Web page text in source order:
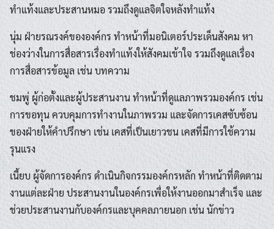
ทำแท้งและประสานหมอ รวมถึงดูแลจิตใจหลังทำแท้ง
นุ่ม ฝ่ายรณรงค์ขององค์กร ทำหน้าที่มอนิเตอร์ประเด็นสังคม หา
ช่องว่างในการสื่อสารเรื่องทำแท้งให้สังคมเข้าใจ รวมถึงดูแลเรื่อง
การสื่อสารข้อมูล เช่น บทความ
ชมพู่ ผู้ก่อตั้งและผู้ประสานงาน ทำหน้าที่ดูแลภาพรวมองค์กร เช่น
การขอทุน ควบคุมการทำงานในภาพรวม และจัดการเคสซับซ้อน
ของฝ่ายให้คำปรึกษา เช่น เคสที่เป็นเยาวชน เคสที่มีการใช้ความ
รุนแรง
เนี้ยบ ผู้จัดการองค์กร ดำเนินกิจกรรมองค์กรหลัก ทำหน้าที่ติดตาม
งานแต่ละฝ่าย ประสานงานในองค์กรเพื่อให้งานออกมาสำเร็จ และ
ช่วยประสานงานกับองค์กรและบุคคลภายนอก เช่น นักข่าว